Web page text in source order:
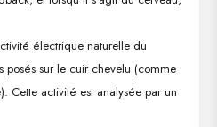
électrique naturelle du
posés sur le cuir chevelu (comme
Cette activité est analysée par un